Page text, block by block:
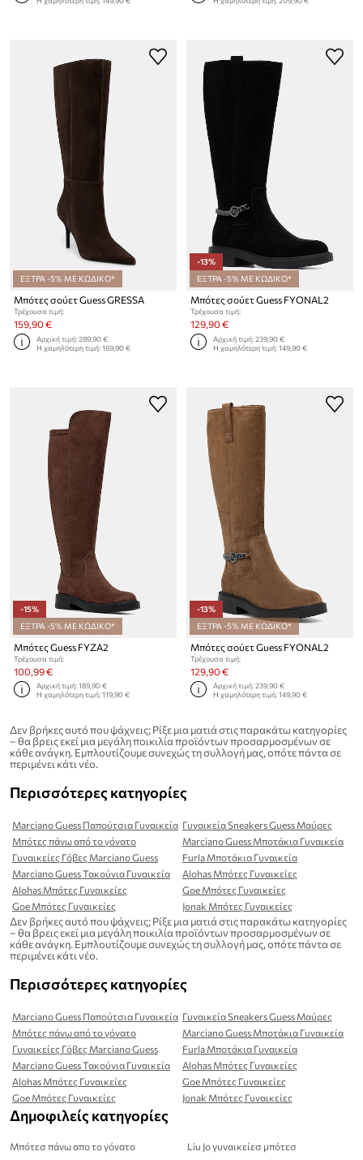
ΕΞΤΡΑ -5% ΜΕ ΚΩΔΙΚΟ*
Μπότες σούετ Guess GRESSA
Τρέχουσα τιμή:
159,90 €
Αρχική τιμή:289,90 €
Η χαμηλότερη τιμή:169,90 €
-13%
ΕΞΤΡΑ -5% ΜΕ ΚΩΔΙΚΟ*
Μπότες σούετ Guess FYONAL2
Τρέχουσα τιμή:
129,90 €
Αρχική τιμή:239,90 €
Η χαμηλότερη τιμή:149,90 €
-15%
ΕΞΤΡΑ -5% ΜΕ ΚΩΔΙΚΟ*
Μπότες Guess FYZA2
Τρέχουσα τιμή:
100,99 €
Αρχική τιμή:189,90 €
Η χαμηλότερη τιμή:119,90 €
-13%
ΕΞΤΡΑ -5% ΜΕ ΚΩΔΙΚΟ*
Μπότες σούετ Guess FYONAL2
Τρέχουσα τιμή:
129,90 €
Αρχική τιμή:239,90 €
Η χαμηλότερη τιμή:149,90 €
Δεν βρήκες αυτό που ψάχνεις; Ρίξε μια ματιά στις παρακάτω κατηγορίες
– θα βρεις εκεί μια μεγάλη ποικιλία προϊόντων προσαρμοσμένων σε
κάθε ανάγκη. Εμπλουτίζουμε συνεχώς τη συλλογή μας, οπότε πάντα σε
περιμένει κάτι νέο.
Περισσότερες κατηγορίες
Marciano Guess Παπούτσια Γυναικεία Γυναικεία Sneakers Guess Μαύρες
Μπότες πάνω από το γόνατο
Marciano Guess Μποτάκια Γυναικεία
Γυναικείες Γόβες Marciano Guess
Furla Μποτάκια Γυναικεία
Marciano Guess Τακούνια Γυναικεία
Alohas Μπότες Γυναικείες
Alohas Μπότες Γυναικείες
Goe Μπότες Γυναικείες
Goe Μπότες Γυναικείες
Jonak Μπότες Γυναικείες
Δεν βρήκες αυτό που ψάχνεις; Ρίξε μια ματιά στις παρακάτω κατηγορίες
– θα βρεις εκεί μια μεγάλη ποικιλία προϊόντων προσαρμοσμένων σε
κάθε ανάγκη. Εμπλουτίζουμε συνεχώς τη συλλογή μας, οπότε πάντα σε
περιμένει κάτι νέο.
Περισσότερες κατηγορίες
Marciano Guess Παπούτσια Γυναικεία Γυναικεία Sneakers Guess Μαύρες
Μπότες πάνω από το γόνατο
Marciano Guess Μποτάκια Γυναικεία
Γυναικείες Γόβες Marciano Guess
Furla Μποτάκια Γυναικεία
Marciano Guess Τακούνια Γυναικεία
Alohas Μπότες Γυναικείες
Alohas Μπότες Γυναικείες
Goe Μπότες Γυναικείες
Goe Μπότες Γυναικείες
Jonak Μπότες Γυναικείες
Δημοφιλείς κατηγορίες
Μπότεσ πάνω απο το γόνατο
Liu Jo γυναικείεσ μπότεσ